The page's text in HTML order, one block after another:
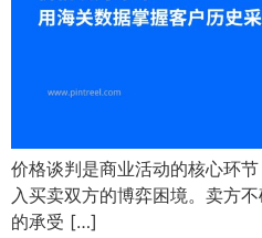
价格谈判是商业活动的核心环
入买卖双方的博弈困境。卖方
的承受 […]